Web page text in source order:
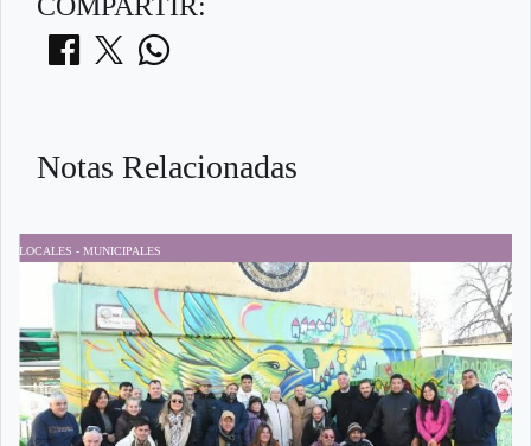
COMPARTIR:
Notas Relacionadas
LOCALES - MUNICIPALES